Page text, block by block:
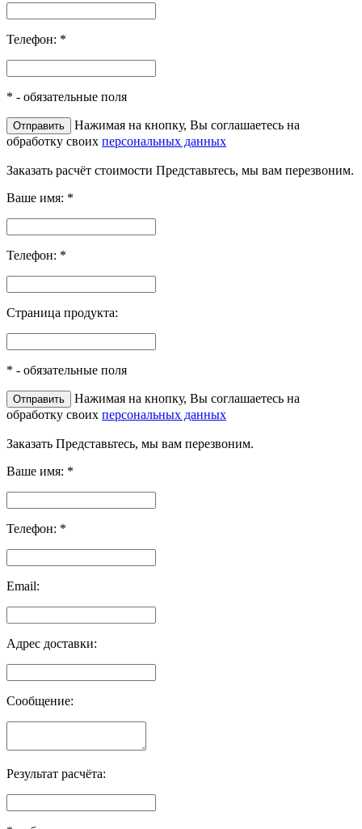
Телефон: *
* - обязательные поля
Нажимая на кнопку, Вы соглашаетесь на
обработку своих персональных данных
Заказать расчёт стоимости Представьтесь, мы вам перезвоним.
Ваше имя: *
Телефон: *
Страница продукта:
* - обязательные поля
Нажимая на кнопку, Вы соглашаетесь на
обработку своих персональных данных
Заказать Представьтесь, мы вам перезвоним.
Ваше имя: *
Телефон: *
Email:
Адрес доставки:
Сообщение:
Результат расчёта: